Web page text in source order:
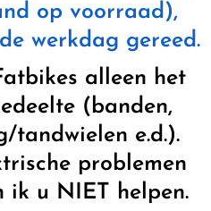
op voorraad),
werkdag gereed.
alleen het
(banden,
tandwielen e.d.).
problemen
ik u NIET helpen.